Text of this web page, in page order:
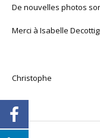
De nouvelles photos
Merci à Isabelle
Christophe